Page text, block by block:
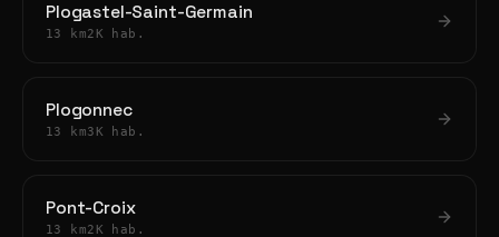
Plogastel-Saint-Germain
13 km2K hab.
Plogonnec
13 km3K hab.
Pont-Croix
13 km2K hab.